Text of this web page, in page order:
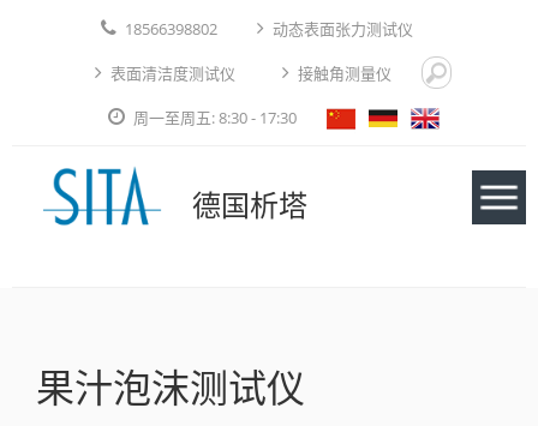
18566398802 动态表面张力测试仪
表面清洁度测试仪 接触角测量仪
周一至周五: 8:30 - 17:30
德国析塔
应用实例
果汁泡沫测试仪